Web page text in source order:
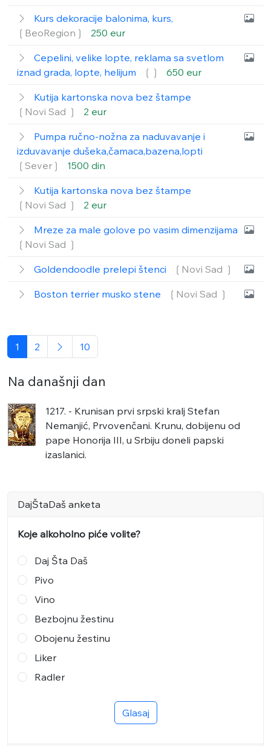
Kurs dekoracije balonima, kurs,
❲BeoRegion❳
250 eur
Cepelini, velike lopte, reklama sa svetlom
iznad grada, lopte, helijum
❲❳ 650 eur
Kutija kartonska nova bez štampe
❲Novi Sad ❳
2 eur
Pumpa ručno-nožna za naduvavanje i
izduvavanje dušeka,čamaca,bazena,lopti
❲Sever❳
1500 din
Kutija kartonska nova bez štampe
❲Novi Sad ❳
2 eur
Mreze za male golove po vasim dimenzijama
❲Novi Sad ❳
Goldendoodle prelepi štenci ❲Novi Sad ❳
Boston terrier musko stene ❲Novi Sad ❳
1 2 10
Na današnji dan
1217. - Krunisan prvi srpski kralj Stefan
Nemanjić, Prvovenčani. Krunu, dobijenu od
pape Honorija III, u Srbiju doneli papski
izaslanici.
DajŠtaDaš anketa
Koje alkoholno piće volite?
Daj Šta Daš
Pivo
Vino
Bezbojnu žestinu
Obojenu žestinu
Liker
Radler
Glasaj